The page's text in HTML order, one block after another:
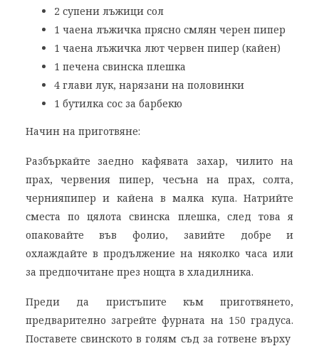
2 супени лъжици сол
1 чаена лъжичка прясно смлян черен пипер
1 чаена лъжичка лют червен пипер (кайен)
1 печена свинскa плешка
4 глави лук, нарязани на половинки
1 бутилка сос за барбекю
Начин на приготвяне:
Разбъркайте заедно кафявата захар, чилито на
прах, червения пипер, чесъна на прах, солта,
чернияпипер и кайена в малка купа. Натрийте
сместа по цялота свинска плешка, след това я
опаковайте във фолио, завийте добре и
охлаждайте в продължение на няколко часа или
за предпочитане през нощта в хладилника.
Преди да пристъпите към приготвянето,
предварително загрейте фурната на 150 градуса.
Поставете свинското в голям съд за готвене върху